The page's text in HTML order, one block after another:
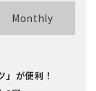
Monthly
が便利！